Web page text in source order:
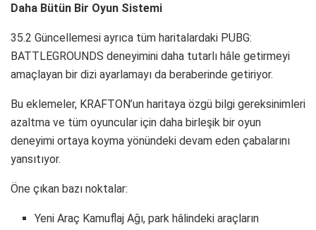
Daha Bütün Bir Oyun Sistemi
35.2 Güncellemesi ayrıca tüm haritalardaki PUBG:
BATTLEGROUNDS deneyimini daha tutarlı hâle getirmeyi
amaçlayan bir dizi ayarlamayı da beraberinde getiriyor.
Bu eklemeler, KRAFTON’un haritaya özgü bilgi gereksinimleri
azaltma ve tüm oyuncular için daha birleşik bir oyun
deneyimi ortaya koyma yönündeki devam eden çabalarını
yansıtıyor.
Öne çıkan bazı noktalar:
Yeni Araç Kamuflaj Ağı, park hâlindeki araçların